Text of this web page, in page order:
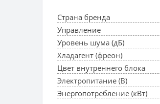
Страна бренда
Управление
Уровень шума (дБ)
Хладагент (фреон)
Цвет внутреннего блока
Электропитание (В)
Энергопотребление (кВт)